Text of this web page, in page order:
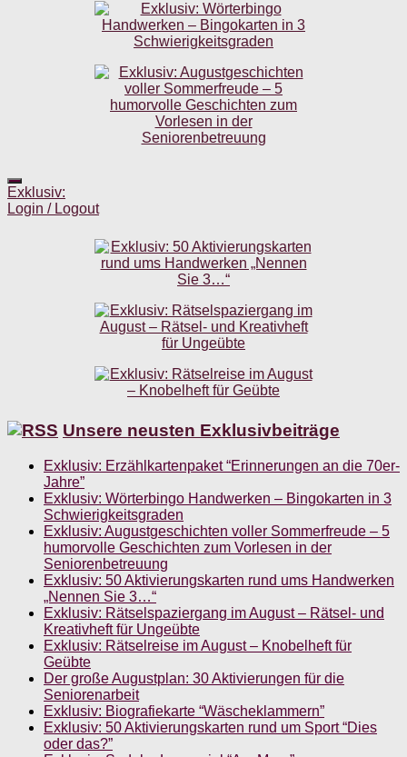
Exklusiv:
Login / Logout
Unsere neusten Exklusivbeiträge
Exklusiv: Erzählkartenpaket “Erinnerungen an die 70er-
Jahre”
Exklusiv: Wörterbingo Handwerken – Bingokarten in 3
Schwierigkeitsgraden
Exklusiv: Augustgeschichten voller Sommerfreude – 5
humorvolle Geschichten zum Vorlesen in der
Seniorenbetreuung
Exklusiv: 50 Aktivierungskarten rund ums Handwerken
„Nennen Sie 3…“
Exklusiv: Rätselspaziergang im August – Rätsel- und
Kreativheft für Ungeübte
Exklusiv: Rätselreise im August – Knobelheft für
Geübte
Der große Augustplan: 30 Aktivierungen für die
Seniorenarbeit
Exklusiv: Biografiekarte “Wäscheklammern”
Exklusiv: 50 Aktivierungskarten rund um Sport “Dies
oder das?”